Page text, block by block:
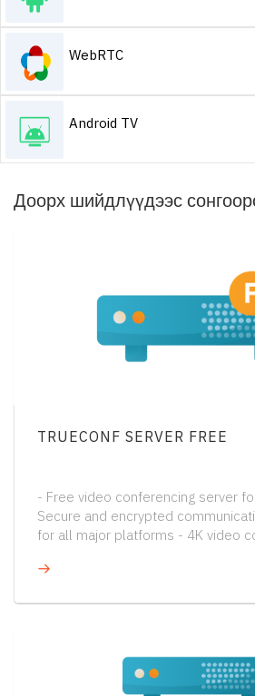
WebRTC
Android TV
Доорх шийдлүүдээс
TRUECONF SERVER FREE
- Free video conferencing server
Secure and encrypted
for all major platforms - 4K video